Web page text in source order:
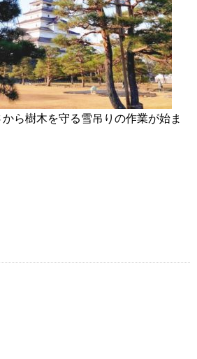
ら樹木を守る雪吊りの作業が始ま